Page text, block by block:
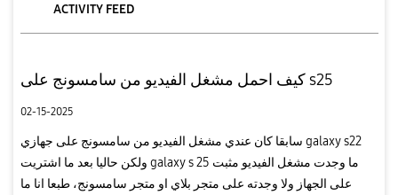
ACTIVITY FEED
كيف احمل مشغل الفيديو من سامسونج على s25
02-15-2025
سابقا كان عندي مشغل الفيديو من سامسونج على جهازي galaxy s22
ولكن حاليا بعد ما اشتريت galaxy s 25 ما وجدت مشغل الفيديو مثبت
على الجهاز ولا وجدته على متجر بلاي او متجر سامسونج، طبعا انا ما